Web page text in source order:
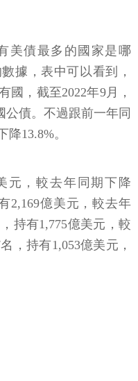
美債最多的國家是哪
據，表中可以看到，
國，截至2022年9月，
公債。不過跟前一年同
13.8%。
元，較去年同期下降
2,169億美元，較去年
持有1,775億美元，較
，持有1,053億美元，